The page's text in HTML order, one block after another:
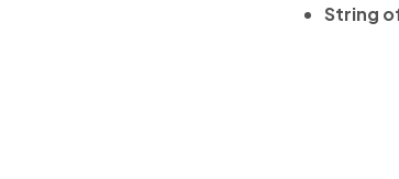
String